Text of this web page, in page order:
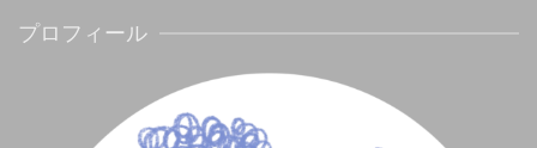
プロフィール